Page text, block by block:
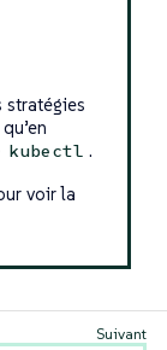
stratégies
kubectl .
voir la